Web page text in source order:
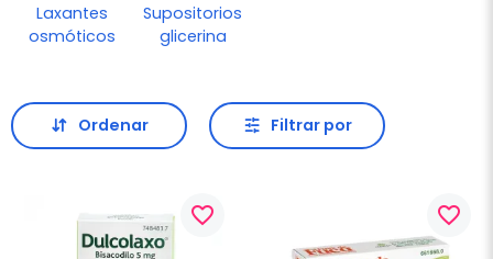
Laxantes
osmóticos
Supositorios
glicerina
Ordenar Filtrar por
favorite_border favorite_border